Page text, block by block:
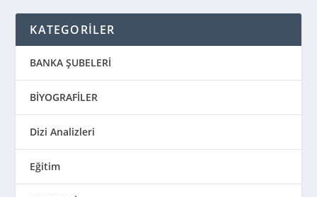
KATEGORİLER
BANKA ŞUBELERİ
BİYOGRAFİLER
Dizi Analizleri
Eğitim